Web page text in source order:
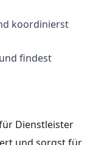
koordinierst
findest
Dienstleister